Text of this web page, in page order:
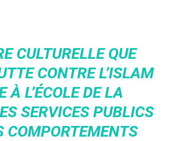
CULTURELLE QUE
CONTRE L’ISLAM
À L’ÉCOLE DE LA
SERVICES PUBLICS
COMPORTEMENTS